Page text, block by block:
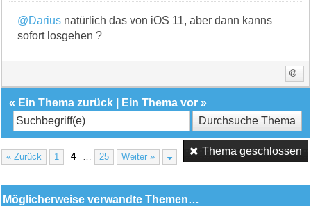
@Darius natürlich das von iOS 11, aber dann kanns
sofort losgehen ?
« Ein Thema zurück Ein Thema vor »
« Zurück 1 4 25 Weiter » Thema geschlossen
Möglicherweise verwandte Themen…